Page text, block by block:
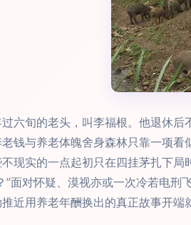
六旬的老头，叫李福根。他退休
与养老体魄舍身森林只靠一项看
现实的一点起初只在四挂茅扎下
”面对怀疑、漠视亦或一次冷若电
近用养老年酬换出的真正故事开